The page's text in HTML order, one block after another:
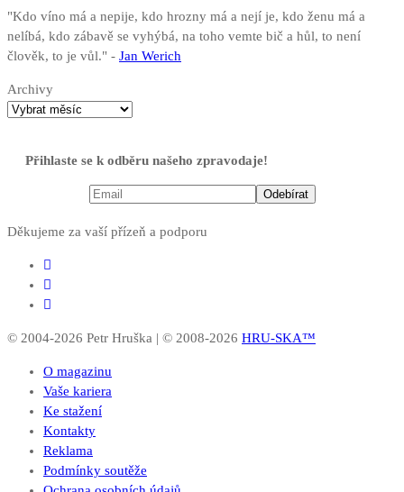
"Kdo víno má a nepije, kdo hrozny má a nejí je, kdo ženu má a
nelíbá, kdo zábavě se vyhýbá, na toho vemte bič a hůl, to není
člověk, to je vůl." - Jan Werich
Archivy
Přihlaste se k odběru našeho zpravodaje!
Děkujeme za vaší přízeň a podporu
© 2004-2026 Petr Hruška | © 2008-2026 HRU-SKA™
O magazinu
Vaše kariera
Ke stažení
Kontakty
Reklama
Podmínky soutěže